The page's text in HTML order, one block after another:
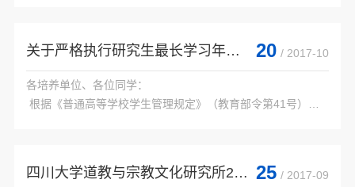
（2）在母语为英...
关于严格执行研究生最长学习年限的通知 20 / 2017-10
各培养单位、各位同学：
根据《普通高等学校学生管理规定》（教育部令第41号）文
《四川大学...
四川大学道教与宗教文化研究所2018年接收推荐免试攻读硕士学位研究生章程 25 / 2017-09